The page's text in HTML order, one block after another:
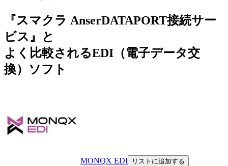
『スマクラ AnserDATAPORT接続サー
ビス』と
よく比較されるEDI（電子データ交
換）ソフト
MONQX EDI リストに追加する